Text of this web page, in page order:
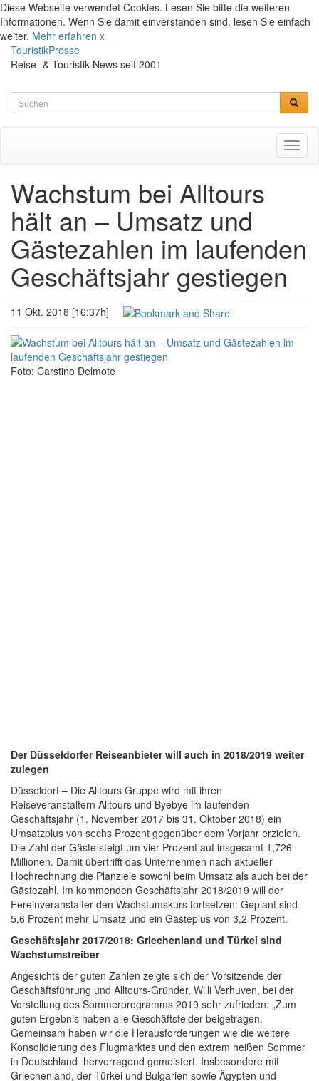
Diese Webseite verwendet Cookies. Lesen Sie bitte die weiteren
Informationen. Wenn Sie damit einverstanden sind, lesen Sie einfach
weiter. Mehr erfahren x
TouristikPresse
Reise- & Touristik-News seit 2001
Wachstum bei Alltours
hält an – Umsatz und
Gästezahlen im laufenden
Geschäftsjahr gestiegen
11 Okt. 2018 [16:37h]
Foto: Carstino Delmote
Der Düsseldorfer Reiseanbieter will auch in 2018/2019 weiter
zulegen
Düsseldorf – Die Alltours Gruppe wird mit ihren
Reiseveranstaltern Alltours und Byebye im laufenden
Geschäftsjahr (1. November 2017 bis 31. Oktober 2018) ein
Umsatzplus von sechs Prozent gegenüber dem Vorjahr erzielen.
Die Zahl der Gäste steigt um vier Prozent auf insgesamt 1,726
Millionen. Damit übertrifft das Unternehmen nach aktueller
Hochrechnung die Planziele sowohl beim Umsatz als auch bei der
Gästezahl. Im kommenden Geschäftsjahr 2018/2019 will der
Fereinveranstalter den Wachstumskurs fortsetzen: Geplant sind
5,6 Prozent mehr Umsatz und ein Gästeplus von 3,2 Prozent.
Geschäftsjahr 2017/2018: Griechenland und Türkei sind
Wachstumstreiber
Angesichts der guten Zahlen zeigte sich der Vorsitzende der
Geschäftsführung und Alltours-Gründer, Willi Verhuven, bei der
Vorstellung des Sommerprogramms 2019 sehr zufrieden: „Zum
guten Ergebnis haben alle Geschäftsfelder beigetragen.
Gemeinsam haben wir die Herausforderungen wie die weitere
Konsolidierung des Flugmarktes und den extrem heißen Sommer
in Deutschland hervorragend gemeistert. Insbesondere mit
Griechenland, der Türkei und Bulgarien sowie Ägypten und